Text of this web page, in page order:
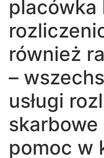
placówka
również
–
usługi
pomoc w